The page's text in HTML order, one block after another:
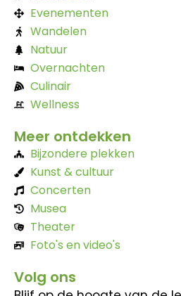
Evenementen
Wandelen
Natuur
Overnachten
Culinair
Wellness
Meer ontdekken
Bijzondere plekken
Kunst & cultuur
Concerten
Musea
Theater
Foto's en video's
Volg ons